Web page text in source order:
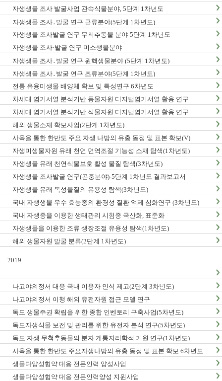
자생생물 조사 발굴사업 관속식물분야, 5단계 1차년도
자생생물 조사․발굴 연구 균류분야(5단계 1차년도)
자생생물 조사발굴 연구 무척추동물 분야-5단계 1차년도
자생생물 조사·발굴 연구 미소생물분야
자생생물 조사․발굴 연구 원핵생물분야 (5단계 1차년도)
자생생물 조사․발굴 연구 조류분야(5단계 1차년도)
전통 유용미생물 배양체 확보 및 특성연구 6차년도
차세대 염기서열 분석기반 동물자원 디지털염기서열 활용 연구
차세대 염기서열 분석기반 식물자원 디지털염기서열 활용 연구
해외 생물소재 확보사업(2단계 1차년도)
사육을 통한 한반도 주요 자생 나방의 유충 동정 및 표본 확보(V)
자생미생물자원 유래 천연 면역조절 기능성 소재 탐색(1차년도)
자생생물 유래 천연식물보호 활성 물질 탐색(3차년도)
자생생물 조사발굴 연구(곤충분야)-5단계 1차년도 결과보고서
자생생물 유래 독성물질의 유용성 탐색(3차년도)
국내 자생생물 우수 효능종의 환경성 질환 억제 심화연구 (3차년도)
국내 자생종을 이용한 생태관리 시험종 국산화, 표준화
자생생물을 이용한 조류 생장조절 유용성 탐색(1차년도)
해외 생물자원 발굴 분류(2단계 1차년도)
2019
나고야의정서 대응 국내 이용자 인식 제고(2단계 3차년도)
나고야의정서 이행 해외 유전자원 접근 모델 연구
독도 생물주권 확립을 위한 종합 인벤토리 구축사업(5차년도)
독도자생식물 보전 및 관리를 위한 유전자 분석 연구(5차년도)
독도 자생 무척추동물의 분자 계통지리학적 기원 연구(1차년도)
사육을 통한 한반도 주요자생나방의 유충 동정 및 표본 확보 6차년도
생물다양성협약 대응 전문인력 양성사업
생물다양성협약 대응 전문인력양성 지원사업